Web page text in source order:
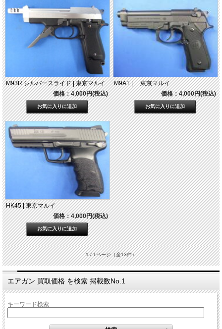
M93R シルバースライド | 東京マルイ
価格：4,000円(税込)
M9A1 | 東京マルイ
価格：4,000円(税込)
HK45 | 東京マルイ
価格：4,000円(税込)
1 / 1ページ（全13件）
エアガン 買取価格 を検索 掲載数No.1
キーワード検索